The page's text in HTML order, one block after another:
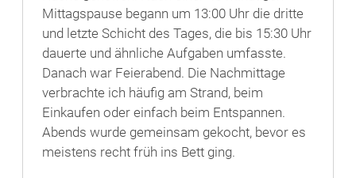
Mittagspause begann um 13:00 Uhr die dritte
und letzte Schicht des Tages, die bis 15:30 Uhr
dauerte und ähnliche Aufgaben umfasste.
Danach war Feierabend. Die Nachmittage
verbrachte ich häufig am Strand, beim
Einkaufen oder einfach beim Entspannen.
Abends wurde gemeinsam gekocht, bevor es
meistens recht früh ins Bett ging.